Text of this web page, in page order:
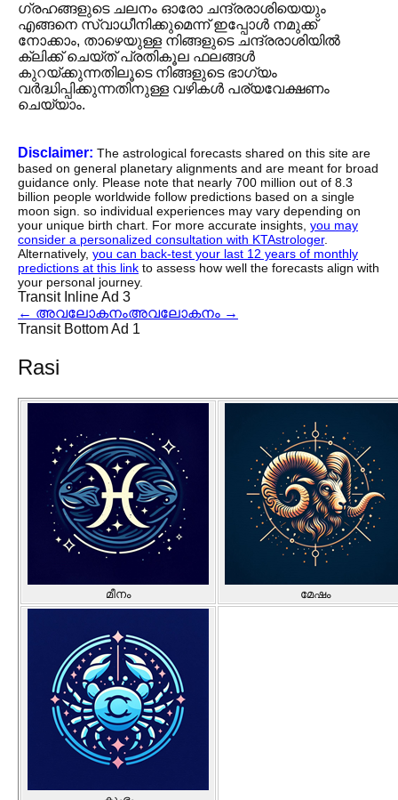
ഗ്രഹങ്ങളുടെ ചലനം ഓരോ ചന്ദ്രരാശിയെയും
എങ്ങനെ സ്വാധീനിക്കുമെന്ന് ഇപ്പോൾ നമുക്ക്
നോക്കാം, താഴെയുള്ള നിങ്ങളുടെ ചന്ദ്രരാശിയിൽ
ക്ലിക്ക് ചെയ്ത് പ്രതികൂല ഫലങ്ങൾ
കുറയ്ക്കുന്നതിലൂടെ നിങ്ങളുടെ ഭാഗ്യം
വർദ്ധിപ്പിക്കുന്നതിനുള്ള വഴികൾ പര്യവേക്ഷണം
ചെയ്യാം.
Disclaimer: The astrological forecasts shared on this site are
based on general planetary alignments and are meant for broad
guidance only. Please note that nearly 700 million out of 8.3
billion people worldwide follow predictions based on a single
moon sign. so individual experiences may vary depending on
your unique birth chart. For more accurate insights, you may
consider a personalized consultation with KTAstrologer.
Alternatively, you can back-test your last 12 years of monthly
predictions at this link to assess how well the forecasts align with
your personal journey.
Transit Inline Ad 3
← അവലോകനംഅവലോകനം →
Transit Bottom Ad 1
Rasi
മീനം മേഷം